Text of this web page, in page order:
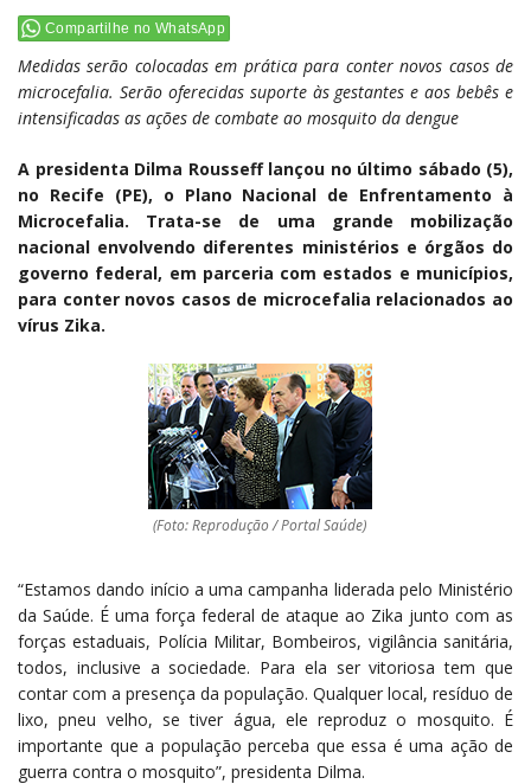
Compartilhe no WhatsApp
Medidas serão colocadas em prática para conter novos casos de
microcefalia. Serão oferecidas suporte às gestantes e aos bebês e
intensificadas as ações de combate ao mosquito da dengue
A presidenta Dilma Rousseff lançou no último sábado (5),
no Recife (PE), o Plano Nacional de Enfrentamento à
Microcefalia. Trata-se de uma grande mobilização
nacional envolvendo diferentes ministérios e órgãos do
governo federal, em parceria com estados e municípios,
para conter novos casos de microcefalia relacionados ao
vírus Zika.
(Foto: Reprodução / Portal Saúde)
“Estamos dando início a uma campanha liderada pelo Ministério
da Saúde. É uma força federal de ataque ao Zika junto com as
forças estaduais, Polícia Militar, Bombeiros, vigilância sanitária,
todos, inclusive a sociedade. Para ela ser vitoriosa tem que
contar com a presença da população. Qualquer local, resíduo de
lixo, pneu velho, se tiver água, ele reproduz o mosquito. É
importante que a população perceba que essa é uma ação de
guerra contra o mosquito”, presidenta Dilma.